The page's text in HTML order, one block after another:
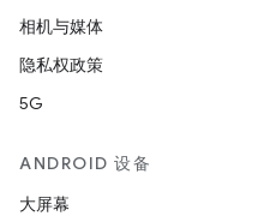
相机与媒体
隐私权政策
5G
ANDROID 设备
大屏幕